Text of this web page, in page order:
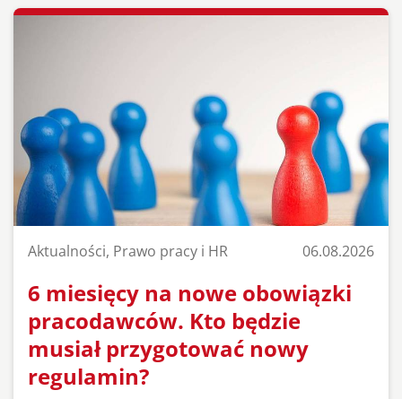
Aktualności, Prawo pracy i HR 06.08.2026
6 miesięcy na nowe obowiązki
pracodawców. Kto będzie
musiał przygotować nowy
regulamin?